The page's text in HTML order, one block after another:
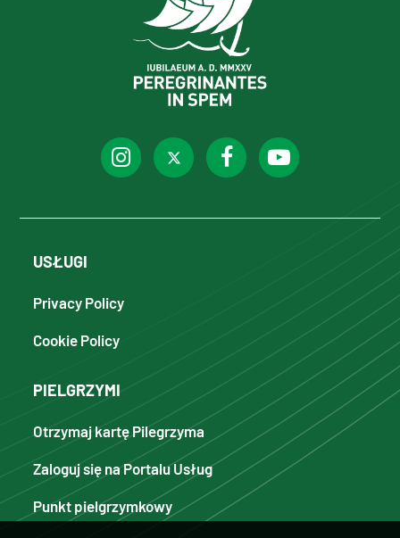
USŁUGI
Privacy Policy
Cookie Policy
PIELGRZYMI
Otrzymaj kartę Pilegrzyma
Zaloguj się na Portalu Usług
Punkt pielgrzymkowy